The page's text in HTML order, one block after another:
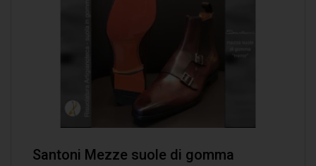
Santoni Mezze suole di gomma